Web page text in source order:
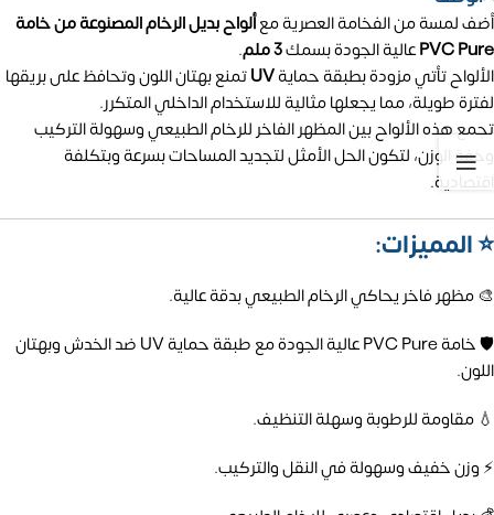
أضف لمسة من الفخامة العصرية معألواح بديل الرخام المصنوعة من خامة
PVC Pureعالية الجودة بسمك3 ملم
.
الألواح تأتي مزودة بطبقة حمايةUVتمنع بهتان اللون وتحافظ على بريقها
لفترة طويلة، مما يجعلها مثالية للاستخدام الداخلي المتكرر.
تجمع هذه الألواح بين المظهر الفاخر للرخام الطبيعي وسهولة التركيب
وخفة الوزن، لتكون الحل الأمثل لتجديد المساحات بسرعة وبتكلفة
اقتصادية.
⭐ المميزات:
🎨 مظهر فاخر يحاكي الرخام الطبيعي بدقة عالية.
🛡️ خامة PVC Pure عالية الجودة مع طبقة حماية UV ضد الخدش وبهتان
اللون.
💧 مقاومة للرطوبة وسهلة التنظيف.
⚡ وزن خفيف وسهولة في النقل والتركيب.